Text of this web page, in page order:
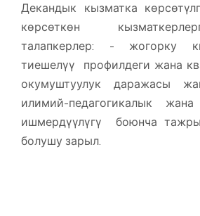
Декандык кызматка
көрсөткөн
талапкерлер: - жогорку
тиешелүү профилдеги жана
окумуштуулук даражасы
илимий-педагогикалык жана
ишмердүүлүгү боюнча
болушу зарыл.